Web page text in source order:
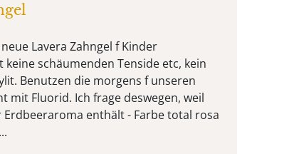
Lavera Zahngel f Kinder
schäumenden Tenside etc, kein
Benutzen die morgens f unseren
mit Fluorid. Ich frage deswegen, weil
enthält - Farbe total rosa